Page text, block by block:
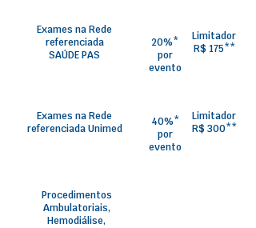
Exames na Rede
referenciada
SAÚDE PAS
20%*
por
evento
Limitador
R$ 175**
Exames na Rede
referenciada Unimed
40%*
por
evento
Limitador
R$ 300**
Procedimentos
Ambulatoriais,
Hemodiálise,